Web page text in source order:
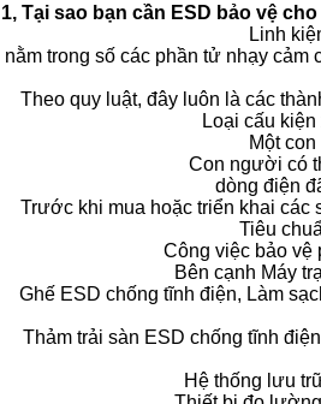
1, Tại sao bạn cần ESD bảo vệ
Linh
nằm trong số các phần tử nhạy
Theo quy luật, đây luôn là các
Loại cấu
Một
Con người có
dòng điện
Trước khi mua hoặc triển khai các
Tiêu
Công việc bảo vệ
Bên cạnh Máy
Ghế ESD chống tĩnh điện, Làm
Thảm trải sàn ESD chống tĩnh
Hệ thống lưu